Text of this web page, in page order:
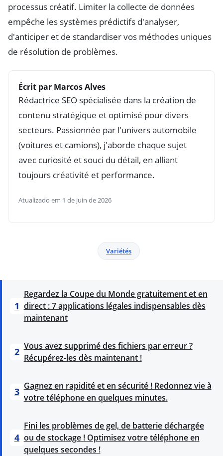
processus créatif. Limiter la collecte de données
empêche les systèmes prédictifs d'analyser,
d'anticiper et de standardiser vos méthodes uniques
de résolution de problèmes.
Écrit par Marcos Alves
Rédactrice SEO spécialisée dans la création de
contenu stratégique et optimisé pour divers
secteurs. Passionnée par l'univers automobile
(voitures et camions), j'aborde chaque sujet
avec curiosité et souci du détail, en alliant
toujours créativité et performance.
Atualizado em 1 de juin de 2026
Variétés
1
Regardez la Coupe du Monde gratuitement et en
direct : 7 applications légales indispensables dès
maintenant
2 Vous avez supprimé des fichiers par erreur ?
Récupérez-les dès maintenant !
3 Gagnez en rapidité et en sécurité ! Redonnez vie à
votre téléphone en quelques minutes.
4
Fini les problèmes de gel, de batterie déchargée
ou de stockage ! Optimisez votre téléphone en
quelques secondes !